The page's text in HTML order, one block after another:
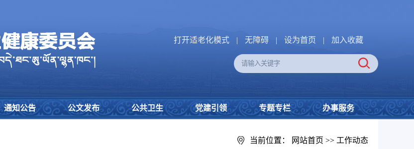
打开适老化模式 | 无障碍 | 设为首页 | 加入收藏
通知公告 公文发布 公共卫生 党建引领 专题专栏 办事服务
当前位置： 网站首页 >> 工作动态